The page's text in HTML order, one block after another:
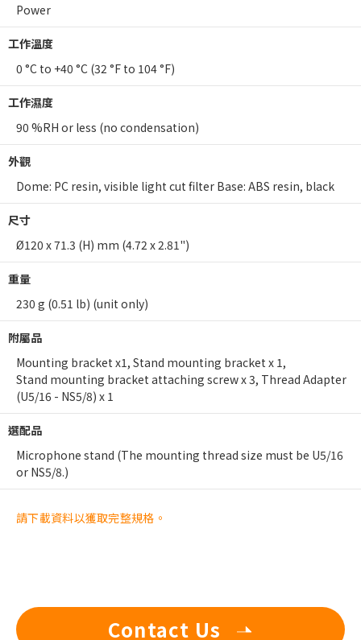
Power
工作溫度
0 °C to +40 °C (32 °F to 104 °F)
工作濕度
90 %RH or less (no condensation)
外觀
Dome: PC resin, visible light cut filter Base: ABS resin, black
尺寸
Ø120 x 71.3 (H) mm (4.72 x 2.81")
重量
230 g (0.51 lb) (unit only)
附屬品
Mounting bracket x1, Stand mounting bracket x 1,
Stand mounting bracket attaching screw x 3, Thread Adapter
(U5/16 - NS5/8) x 1
選配品
Microphone stand (The mounting thread size must be U5/16
or NS5/8.)
請下載資料以獲取完整規格。
Contact Us